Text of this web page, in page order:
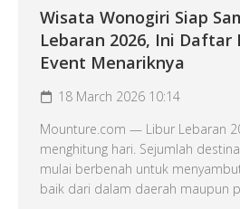
Wisata Wonogiri Siap
Lebaran 2026, Ini Daftar
Event Menariknya
18 March 2026 10:14
Mounture.com — Libur Lebaran
menghitung hari. Sejumlah
mulai berbenah untuk
baik dari dalam daerah maupun